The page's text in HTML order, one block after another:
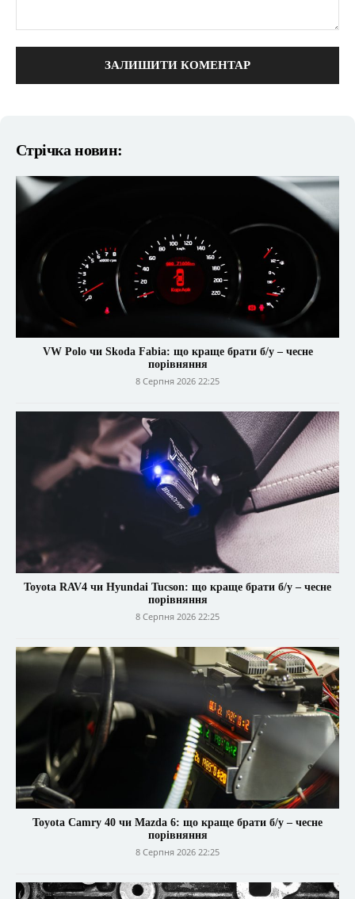
Стрічка новин:
VW Polo чи Skoda Fabia: що краще брати б/у – чесне
порівняння
8 Серпня 2026 22:25
Toyota RAV4 чи Hyundai Tucson: що краще брати б/у – чесне
порівняння
8 Серпня 2026 22:25
Toyota Camry 40 чи Mazda 6: що краще брати б/у – чесне
порівняння
8 Серпня 2026 22:25